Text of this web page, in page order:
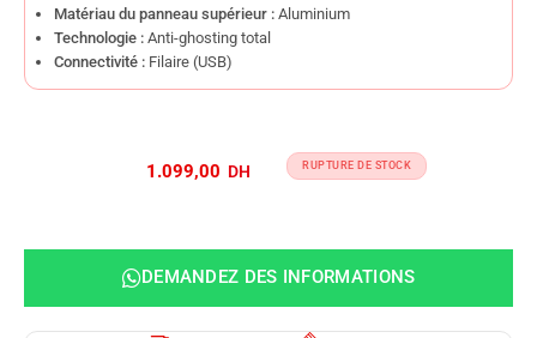
Matériau du panneau supérieur : Aluminium
Technologie : Anti-ghosting total
Connectivité : Filaire (USB)
RUPTURE DE STOCK
DEMANDEZ DES INFORMATIONS